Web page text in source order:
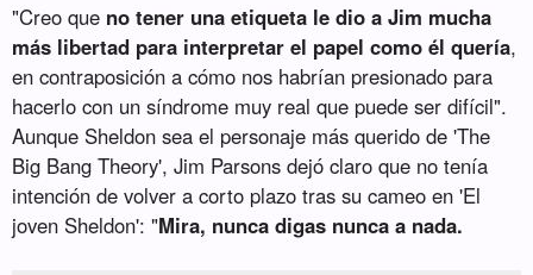
"Creo que no tener una etiqueta le dio a Jim mucha
más libertad para interpretar el papel como él quería,
en contraposición a cómo nos habrían presionado para
hacerlo con un síndrome muy real que puede ser difícil".
Aunque Sheldon sea el personaje más querido de 'The
Big Bang Theory', Jim Parsons dejó claro que no tenía
intención de volver a corto plazo tras su cameo en 'El
joven Sheldon': "Mira, nunca digas nunca a nada.